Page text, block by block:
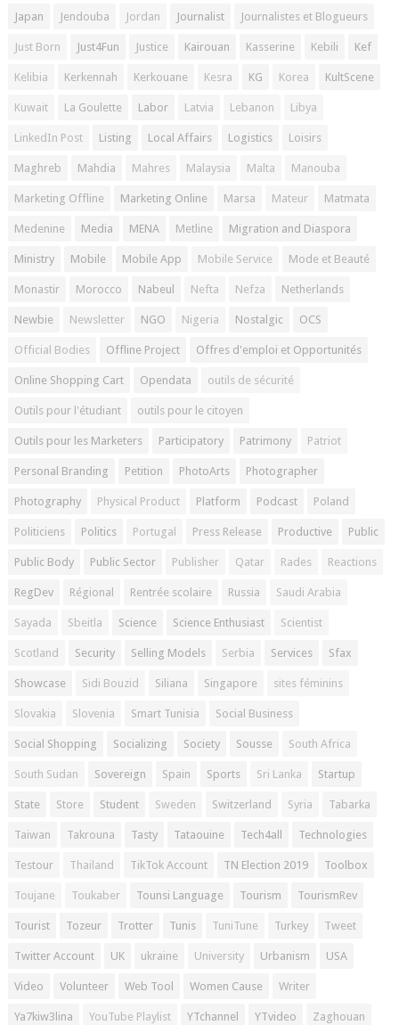
Japan Jendouba Jordan Journalist Journalistes et Blogueurs
Just Born Just4Fun Justice Kairouan Kasserine Kebili Kef
Kelibia Kerkennah Kerkouane Kesra KG Korea KultScene
Kuwait La Goulette Labor Latvia Lebanon Libya
LinkedIn Post Listing Local Affairs Logistics Loisirs
Maghreb Mahdia Mahres Malaysia Malta Manouba
Marketing Offline Marketing Online Marsa Mateur Matmata
Medenine Media MENA Metline Migration and Diaspora
Ministry Mobile Mobile App Mobile Service Mode et Beauté
Monastir Morocco Nabeul Nefta Nefza Netherlands
Newbie Newsletter NGO Nigeria Nostalgic OCS
Official Bodies Offline Project Offres d'emploi et Opportunités
Online Shopping Cart Opendata outils de sécurité
Outils pour l'étudiant outils pour le citoyen
Outils pour les Marketers Participatory Patrimony Patriot
Personal Branding Petition PhotoArts Photographer
Photography Physical Product Platform Podcast Poland
Politiciens Politics Portugal Press Release Productive Public
Public Body Public Sector Publisher Qatar Rades Reactions
RegDev Régional Rentrée scolaire Russia Saudi Arabia
Sayada Sbeitla Science Science Enthusiast Scientist
Scotland Security Selling Models Serbia Services Sfax
Showcase Sidi Bouzid Siliana Singapore sites féminins
Slovakia Slovenia Smart Tunisia Social Business
Social Shopping Socializing Society Sousse South Africa
South Sudan Sovereign Spain Sports Sri Lanka Startup
State Store Student Sweden Switzerland Syria Tabarka
Taiwan Takrouna Tasty Tataouine Tech4all Technologies
Testour Thailand TikTok Account TN Election 2019 Toolbox
Toujane Toukaber Tounsi Language Tourism TourismRev
Tourist Tozeur Trotter Tunis TuniTune Turkey Tweet
Twitter Account UK ukraine University Urbanism USA
Video Volunteer Web Tool Women Cause Writer
Ya7kiw3lina YouTube Playlist YTchannel YTvideo Zaghouan